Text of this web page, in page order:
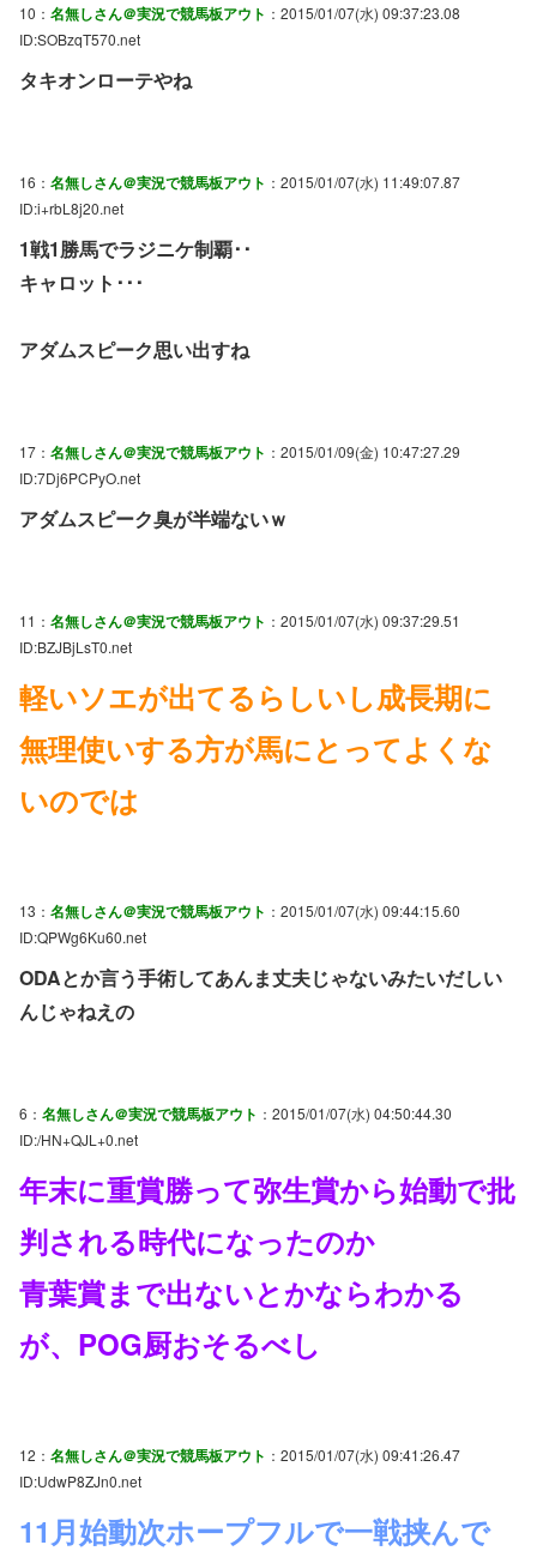
10： 名無しさん＠実況で競馬板アウト ：2015/01/07(水) 09:37:23.08
ID:SOBzqT570.net
タキオンローテやね
16： 名無しさん＠実況で競馬板アウト ：2015/01/07(水) 11:49:07.87
ID:i+rbL8j20.net
1戦1勝馬でラジニケ制覇･･
キャロット･･･
アダムスピーク思い出すね
17： 名無しさん＠実況で競馬板アウト ：2015/01/09(金) 10:47:27.29
ID:7Dj6PCPyO.net
アダムスピーク臭が半端ないｗ
11： 名無しさん＠実況で競馬板アウト ：2015/01/07(水) 09:37:29.51
ID:BZJBjLsT0.net
軽いソエが出てるらしいし成長期に
無理使いする方が馬にとってよくな
いのでは
13： 名無しさん＠実況で競馬板アウト ：2015/01/07(水) 09:44:15.60
ID:QPWg6Ku60.net
ODAとか言う手術してあんま丈夫じゃないみたいだしい
んじゃねえの
6： 名無しさん＠実況で競馬板アウト ：2015/01/07(水) 04:50:44.30
ID:/HN+QJL+0.net
年末に重賞勝って弥生賞から始動で批
判される時代になったのか
青葉賞まで出ないとかならわかる
が、POG厨おそるべし
12： 名無しさん＠実況で競馬板アウト ：2015/01/07(水) 09:41:26.47
ID:UdwP8ZJn0.net
11月始動次ホープフルで一戦挟んで